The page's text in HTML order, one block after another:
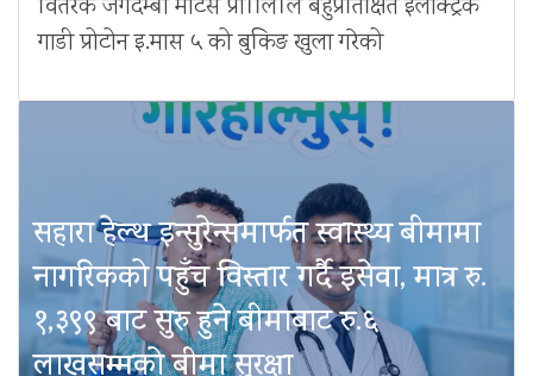
वितरक जगदम्बा मोटर्स प्रा।लि।ले बहुप्रतिक्षित इलेक्ट्रिक
गाडी प्रोटोन इ.मास ५ को बुकिङ खुला गरेको
सहारा हेल्थ इन्सुरेन्समार्फत स्वास्थ्य बीमामा
नागरिकको पहुँच विस्तार गर्दै इसेवा, मात्र रु.
१,३९९ बाट सुरु हुने बीमाबाट रु.६